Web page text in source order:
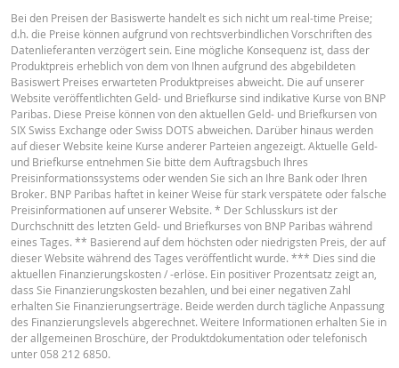
Loss-Level dieses Produkts erreicht wurde.
English PDF
TERMSHEET
Deutsch (Schweiz)
FINAL TERMS
Deutsch (Schweiz)
BASISINFORMATIONSBLATT
Bei den Preisen der Basiswerte handelt es sich nicht um real-time Preise;
d.h. die Preise können aufgrund von rechtsverbindlichen Vorschriften des
Datenlieferanten verzögert sein. Eine mögliche Konsequenz ist, dass der
Produktpreis erheblich von dem von Ihnen aufgrund des abgebildeten
Basiswert Preises erwarteten Produktpreises abweicht. Die auf unserer
Website veröffentlichten Geld- und Briefkurse sind indikative Kurse von BNP
Paribas. Diese Preise können von den aktuellen Geld- und Briefkursen von
SIX Swiss Exchange oder Swiss DOTS abweichen. Darüber hinaus werden
auf dieser Website keine Kurse anderer Parteien angezeigt. Aktuelle Geld-
und Briefkurse entnehmen Sie bitte dem Auftragsbuch Ihres
Preisinformationssystems oder wenden Sie sich an Ihre Bank oder Ihren
Broker. BNP Paribas haftet in keiner Weise für stark verspätete oder falsche
Preisinformationen auf unserer Website. * Der Schlusskurs ist der
Durchschnitt des letzten Geld- und Briefkurses von BNP Paribas während
eines Tages. ** Basierend auf dem höchsten oder niedrigsten Preis, der auf
dieser Website während des Tages veröffentlicht wurde. *** Dies sind die
aktuellen Finanzierungskosten / -erlöse. Ein positiver Prozentsatz zeigt an,
dass Sie Finanzierungskosten bezahlen, und bei einer negativen Zahl
erhalten Sie Finanzierungserträge. Beide werden durch tägliche Anpassung
des Finanzierungslevels abgerechnet. Weitere Informationen erhalten Sie in
der allgemeinen Broschüre, der Produktdokumentation oder telefonisch
unter 058 212 6850.